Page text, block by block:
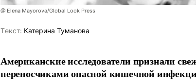
@ Elena Mayorova/Global Look Press
Tекст: Катерина Туманова
Американские исследователи признали
переносчиками опасной кишечной